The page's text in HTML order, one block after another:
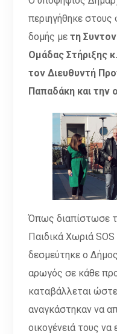
περιηγήθηκε
δομής μετη
Ομάδας Στήριξης
τον Διευθυντή
Παπαδάκη και την
Όπως διαπίστωσε
Παιδικά Χωριά SOS
δεσμεύτηκε ο
αρωγός σε κάθε
καταβάλλεται
αναγκάστηκαν να
οικογένειά τους